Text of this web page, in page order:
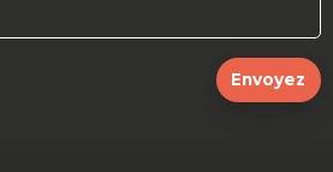
Envoyez